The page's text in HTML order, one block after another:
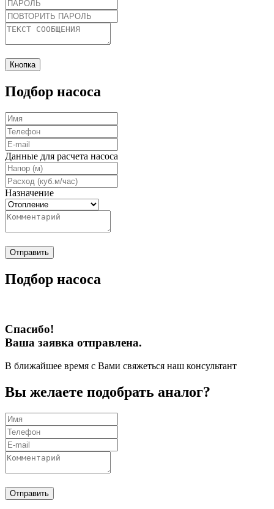
Кнопка
Подбор насоса
Данные для расчета насоса
Назначение
Отправить
Подбор насоса
Спасибо!
Ваша заявка отправлена.
В ближайшее время с Вами свяжеться наш консультант
Вы желаете подобрать аналог?
Отправить